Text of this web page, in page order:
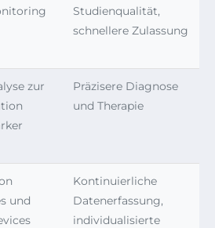
Studienqualität,
schnellere Zulassung
zur
Präzisere Diagnose
und Therapie
und
Kontinuierliche
Datenerfassung,
individualisierte